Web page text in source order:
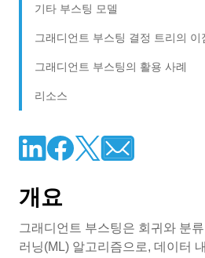
기타 부스팅 모델
그래디언트 부스팅 결정 트리의 이
그래디언트 부스팅의 활용 사례
리소스
개요
그래디언트 부스팅은 회귀와 분
러닝(ML) 알고리즘으로, 데이터